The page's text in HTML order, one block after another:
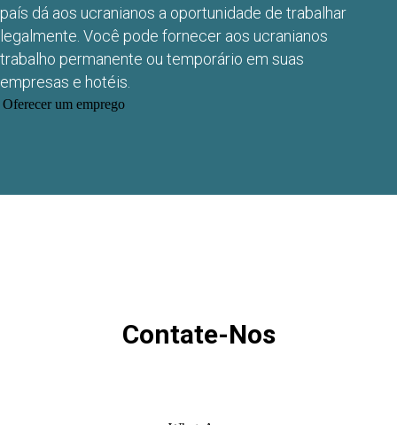
país dá aos ucranianos a oportunidade de trabalhar
legalmente. Você pode fornecer aos ucranianos
trabalho permanente ou temporário em suas
empresas e hotéis.
Oferecer um emprego
Contate-Nos